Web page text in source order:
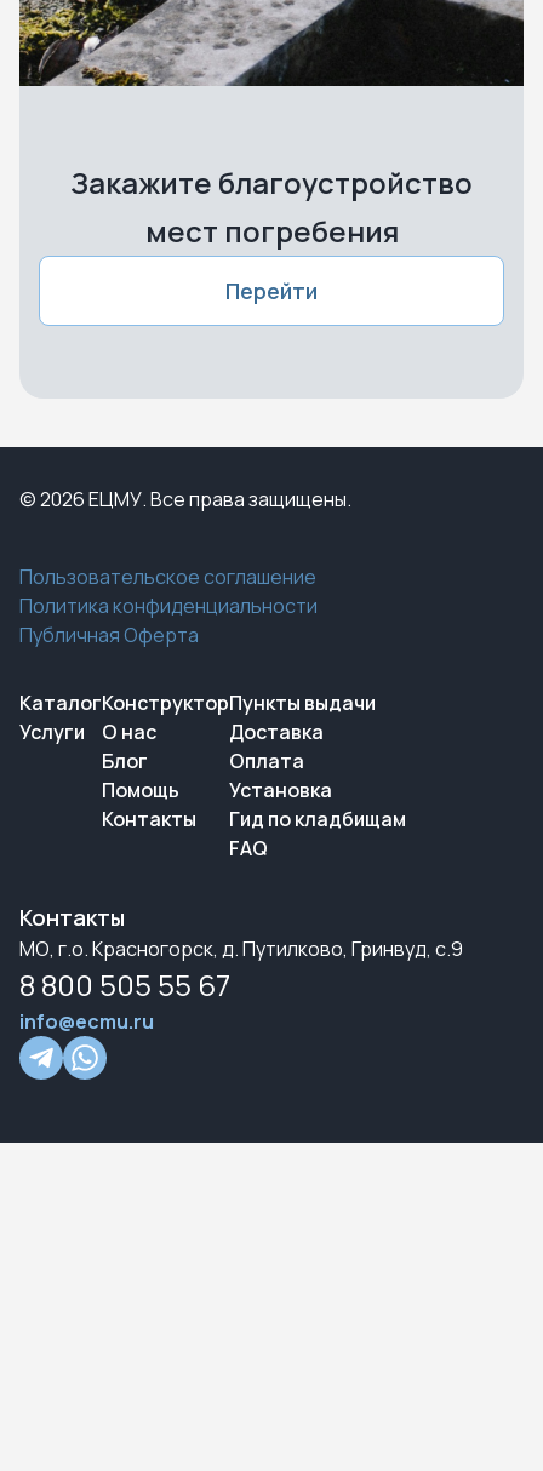
Закажите благоустройство
мест погребения
Перейти
© 2026 ЕЦМУ. Все права защищены.
Пользовательское соглашение
Политика конфиденциальности
Публичная Оферта
Каталог
Услуги
Конструктор
О нас
Блог
Помощь
Контакты
Пункты выдачи
Доставка
Оплата
Установка
Гид по кладбищам
FAQ
Контакты
МО, г.о. Красногорск, д. Путилково, Гринвуд, с.9
8 800 505 55 67
info@ecmu.ru